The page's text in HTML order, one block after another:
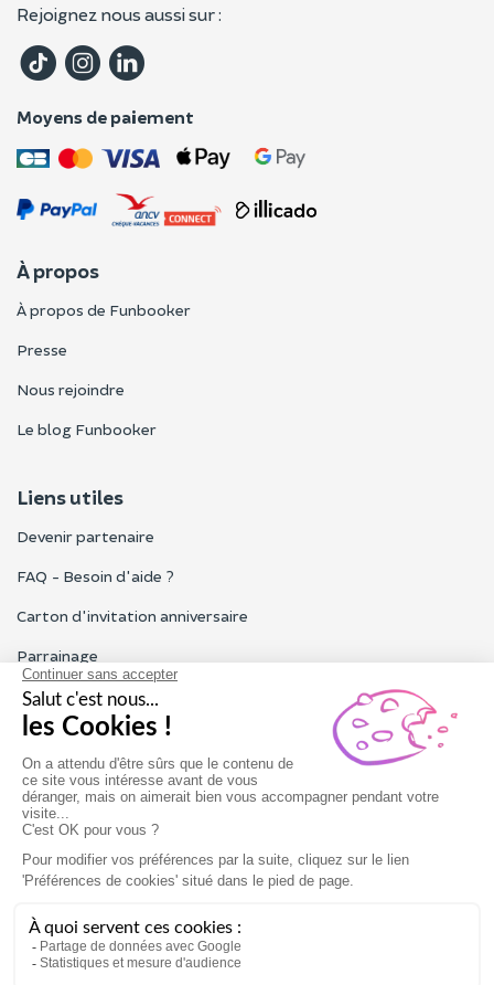
Rejoignez nous aussi sur :
Moyens de paiement
À propos
À propos de Funbooker
Presse
Nous rejoindre
Le blog Funbooker
Liens utiles
Devenir partenaire
FAQ - Besoin d'aide ?
Carton d'invitation anniversaire
Parrainage
Tous les avis Funbooker
Particuliers, entreprises, professionnels
Notre service client est ouvert du lundi au vendredi de 9h à 18h
Nous contacter